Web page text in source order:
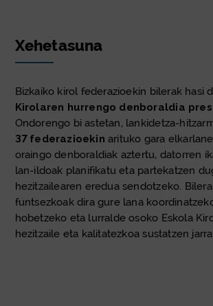
Xehetasuna
Bizkaiko kirol federazioekin bilerak hasi
Kirolaren hurrengo denboraldia
Ondorengo bi astetan,
37 federazioekin arituko gara
oraingo denboraldiak aztertu, datorren
lan‑ildoak planifikatu eta partekatzen
hezitzailearen eredua sendotzeko.
funtsezkoak dira gure lana
hobetzeko eta lurralde osoko Eskola
hezitzaile eta kalitatezkoa sustatzen